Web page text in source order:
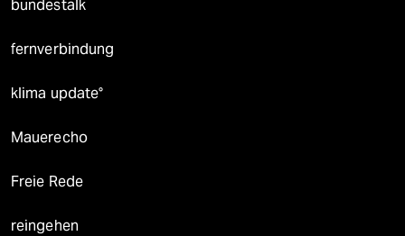
bundestalk
fernverbindung
klima update°
Mauerecho
Freie Rede
reingehen